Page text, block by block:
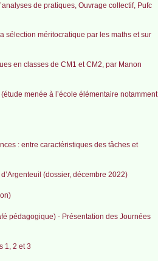
de pratiques, Ouvrage collectif, Pufc
sélection méritocratique par les maths et sur
en classes de CM1 et CM2, par Manon
menée à l’école élémentaire notamment
: entre caractéristiques des tâches et
(dossier, décembre 2022)
pédagogique) - Présentation des Journées
1, 2 et 3